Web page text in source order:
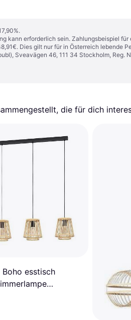
kann erforderlich sein. Zahlungsbeispiel
Dies gilt nur für in Österreich
Sveavägen 46, 111 34 Stockholm,
die für dich
Boho esstisch